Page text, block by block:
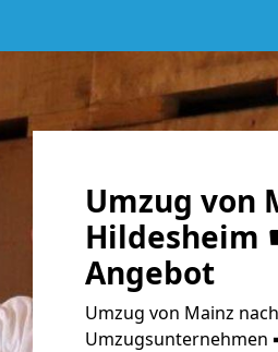
Umzug von
Hildesheim
Angebot
Umzug von Mainz
Umzugsunternehmen